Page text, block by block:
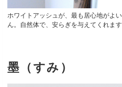
ホワイトアッシュが、最も居心地がよ
ん。自然体で、安らぎを与えてくれます
墨（すみ）